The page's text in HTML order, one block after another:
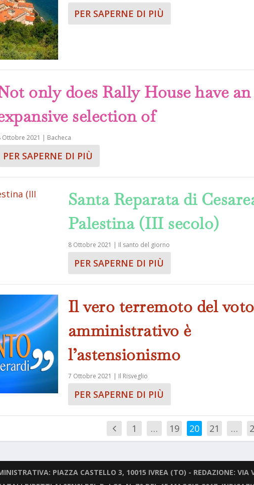
PER SAPERNE DI PIÙ
only does Rally House have an
selection of
Ottobre 2021 | Bacheca
PER SAPERNE DI PIÙ
Santa Reparata di
Palestina (III secolo)
8 Ottobre 2021 | Il santo del giorno
PER SAPERNE DI PIÙ
Il vero terremoto del voto
amministrativo è
l’astensionismo
7 Ottobre 2021 | Il Risveglio
PER SAPERNE DI PIÙ
1 … 19 20 21 …
PIAZZA CASTELLO 3, 10015 IVREA (TO) - REDAZIONE: